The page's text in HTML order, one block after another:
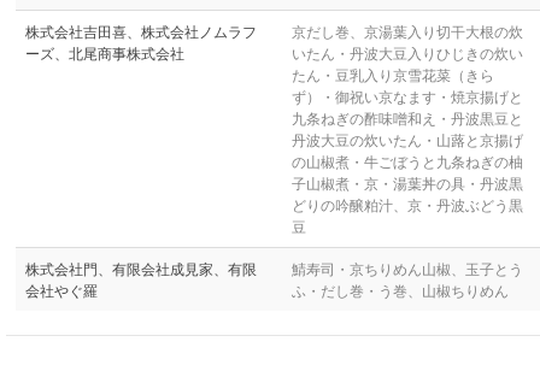
株式会社吉田喜、株式会社ノムラフ
ーズ、北尾商事株式会社
京だし巻、京湯葉入り切干大根の炊
いたん・丹波大豆入りひじきの炊い
たん・豆乳入り京雪花菜（きら
ず）・御祝い京なます・焼京揚げと
九条ねぎの酢味噌和え・丹波黒豆と
丹波大豆の炊いたん・山蕗と京揚げ
の山椒煮・牛ごぼうと九条ねぎの柚
子山椒煮・京・湯葉丼の具・丹波黒
どりの吟醸粕汁、京・丹波ぶどう黒
豆
株式会社門、有限会社成見家、有限
会社やぐ羅
鯖寿司・京ちりめん山椒、玉子とう
ふ・だし巻・う巻、山椒ちりめん